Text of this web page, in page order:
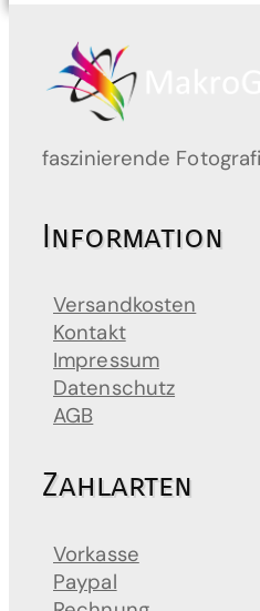
faszinierende
Information
Versandkosten
Kontakt
Impressum
Datenschutz
AGB
Zahlarten
Vorkasse
Paypal